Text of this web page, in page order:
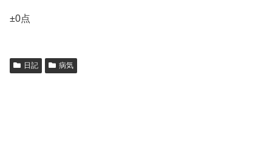
±0点
日記 病気